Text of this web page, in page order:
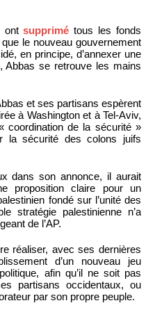
ontsupprimé tous les fonds
que le nouveau gouvernement
en principe, d’annexer une
Abbas se retrouve les mains
et ses partisans espèrent
à Washington et à Tel-Aviv,
coordination de la sécurité »
la sécurité des colons juifs
dans son annonce, il aurait
proposition claire pour un
fondé sur l’unité des
stratégie palestinienne n’a
de l’AP.
réaliser, avec ses dernières
d’un nouveau jeu
afin qu’il ne soit pas
partisans occidentaux, ou
par son propre peuple.